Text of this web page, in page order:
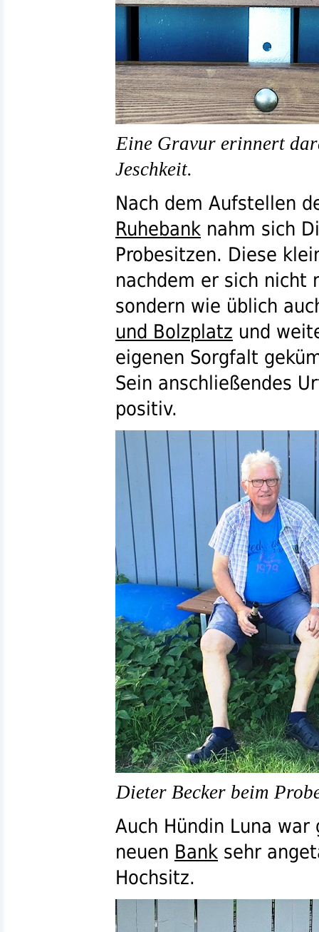
Eine Gravur erinnert
Jeschkeit.
Nach dem Aufstellen
Ruhebank nahm sich
Probesitzen. Diese
nachdem er sich nicht
sondern wie üblich
und Bolzplatz und
eigenen Sorgfalt
Sein anschließendes
positiv.
Dieter Becker beim
Auch Hündin Luna
neuen Bank sehr
Hochsitz.